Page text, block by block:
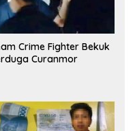
Crime Fighter Bekuk
Curanmor